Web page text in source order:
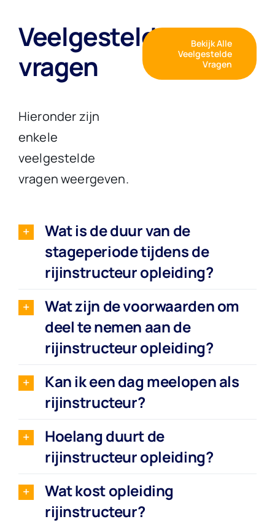
Veelgestelde
vragen
Hieronder zijn
enkele
veelgestelde
vragen weergeven.
Bekijk Alle
Veelgestelde
Vragen
Wat is de duur van de
stageperiode tijdens de
rijinstructeur opleiding?
Wat zijn de voorwaarden om
deel te nemen aan de
rijinstructeur opleiding?
Kan ik een dag meelopen als
rijinstructeur?
Hoelang duurt de
rijinstructeur opleiding?
Wat kost opleiding
rijinstructeur?